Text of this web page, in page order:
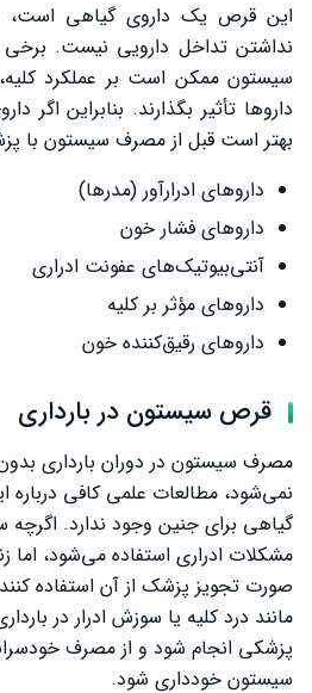
این قرص یک داروی گیاهی است،
نداشتن تداخل دارویی نیست. برخی
سیستون ممکن است بر عملکرد
داروها تأثیر بگذارند. بنابراین
بهتر است قبل از مصرف سیستون با
داروهای ادرارآور (مدرها)
داروهای فشار خون
آنتی‌بیوتیک‌های عفونت ادراری
داروهای مؤثر بر کلیه
داروهای رقیق‌کننده خون
قرص سیستون در بارداری
مصرف سیستون در دوران بارداری
نمی‌شود، مطالعات علمی کافی درباره
گیاهی برای جنین وجود ندارد.
مشکلات ادراری استفاده می‌شود، اما
صورت تجویز پزشک از آن استفاده
مانند درد کلیه یا سوزش ادرار در
پزشکی انجام شود و از مصرف
سیستون خودداری شود.